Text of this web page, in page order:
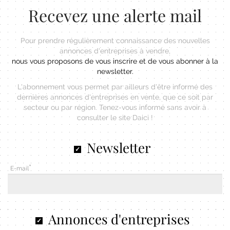
Recevez une alerte mail
Pour prendre régulièrement connaissance des nouvelles
annonces d'entreprises à vendre,
nous vous proposons de vous inscrire et de vous abonner à la
newsletter.
L'abonnement vous permet par ailleurs d'être informé des
dernières annonces d'entreprises en vente, que ce soit par
secteur ou par région. Tenez-vous informé sans avoir à
consulter le site Daici !
Newsletter
E-mail
Annonces d'entreprises